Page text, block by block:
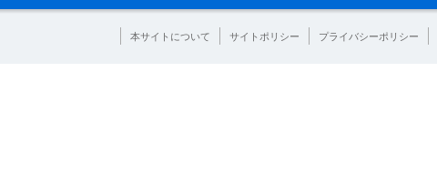
本サイトについて サイトポリシー プライバシーポリシー